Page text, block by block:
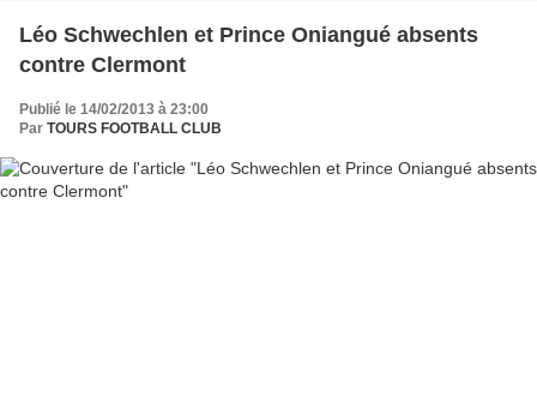
Léo Schwechlen et Prince Oniangué absents
contre Clermont
Publié le 14/02/2013 à 23:00
Par TOURS FOOTBALL CLUB